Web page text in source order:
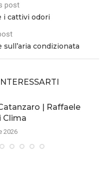
post
i cattivi odori
condizionata
| Raffaele
Clima
2026